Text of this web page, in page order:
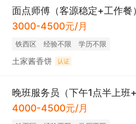
面点师傅（客源稳定+工作餐）
3000-4500元/月
铁西区 经验不限 学历不限
土家酱香饼 认证
晚班服务员（下午1点半上班+
4000-4500元/月